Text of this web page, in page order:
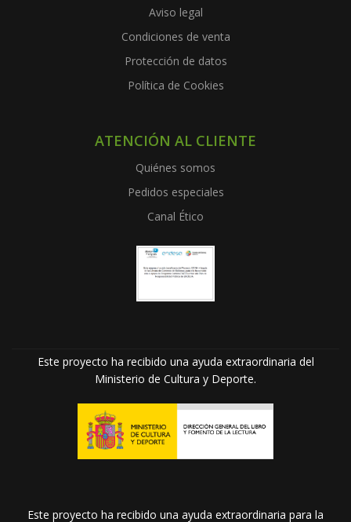
Aviso legal
Condiciones de venta
Protección de datos
Política de Cookies
ATENCIÓN AL CLIENTE
Quiénes somos
Pedidos especiales
Canal Ético
Este proyecto ha recibido una ayuda extraordinaria del
Ministerio de Cultura y Deporte.
Este proyecto ha recibido una ayuda extraordinaria para la